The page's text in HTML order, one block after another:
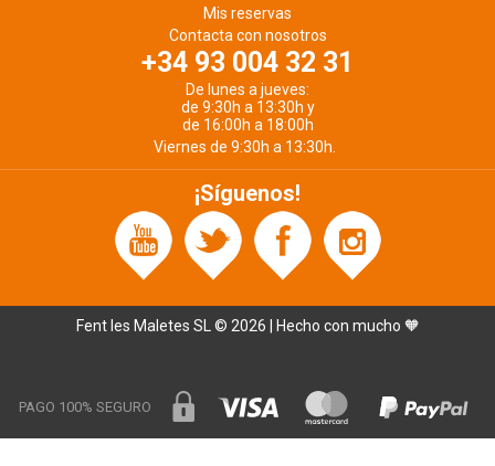
Mis reservas
Contacta con nosotros
+34 93 004 32 31
De lunes a jueves:
de 9:30h a 13:30h y
de 16:00h a 18:00h
Viernes de 9:30h a 13:30h.
¡Síguenos!
Fent les Maletes SL © 2026 | Hecho con mucho 🧡
PAGO 100% SEGURO